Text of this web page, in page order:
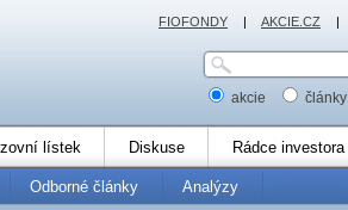
akcie články
lístek Diskuse Rádce investora
Odborné články Analýzy
FIOFONDY | AKCIE.CZ |